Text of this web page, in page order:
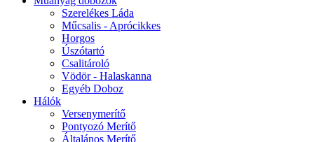
Szerelékes Láda
Műcsalis - Aprócikkes
Horgos
Úszótartó
Csalitároló
Vödör - Halaskanna
Egyéb Doboz
Hálók
Versenymerítő
Pontyozó Merítő
Általános Merítő